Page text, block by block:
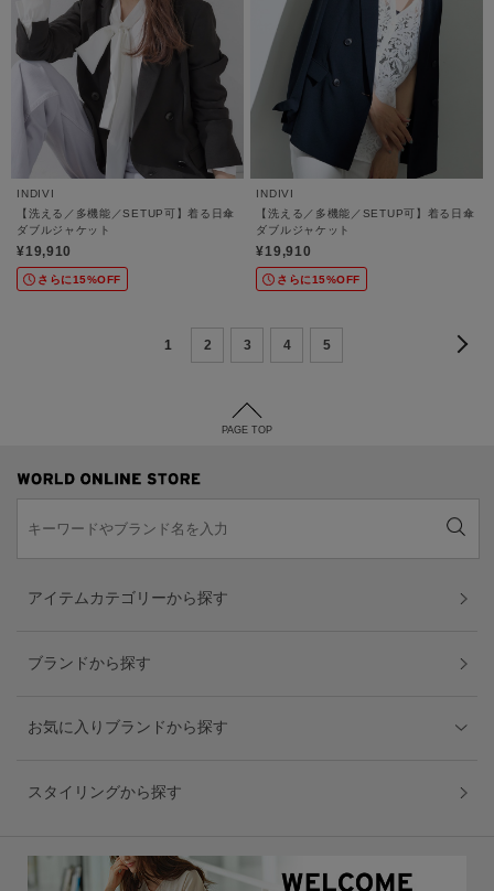
INDIVI
【洗える／多機能／SETUP可】着る日傘
ダブルジャケット
¥19,910
さらに15%OFF
INDIVI
【洗える／多機能／SETUP可】着る日傘
ダブルジャケット
¥19,910
さらに15%OFF
1 2 3 4 5
PAGE TOP
アイテムカテゴリーから探す
ブランドから探す
お気に入りブランドから探す
スタイリングから探す